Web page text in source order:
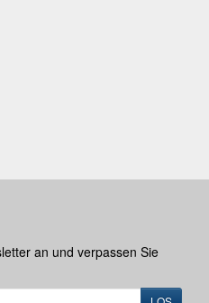
an und verpassen Sie